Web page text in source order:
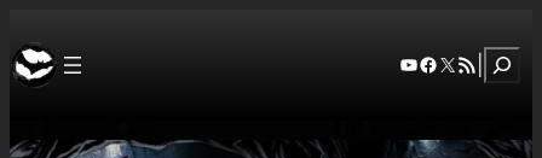
YouTube
Facebook
X RSS Feed